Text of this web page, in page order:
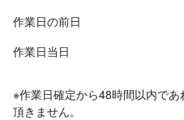
作業日の前日
作業日当日
※作業日確定から48時間以内で
頂きません。